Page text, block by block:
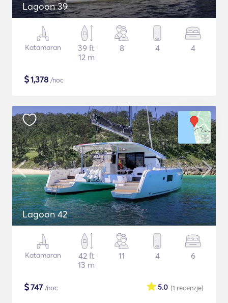
Lagoon 39
Katamaran
39 ft
12 m
8 4 4
$1,378 /noc
Lagoon 42
Katamaran
42 ft
13 m
11 4 6
$747 /noc (1 recenzje)
5.0